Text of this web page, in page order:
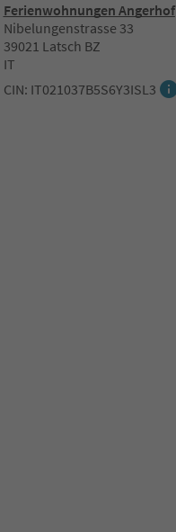
Ferienwohnungen Angerhof
Nibelungenstrasse 33
39021 Latsch BZ
IT
CIN: IT021037B5S6Y3ISL3